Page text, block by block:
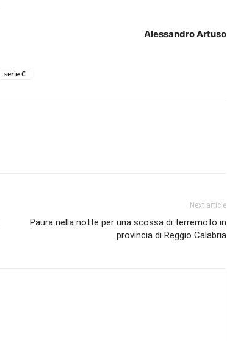
Alessandro Artuso
serie C
Next article
Paura nella notte per una scossa di terremoto in
provincia di Reggio Calabria